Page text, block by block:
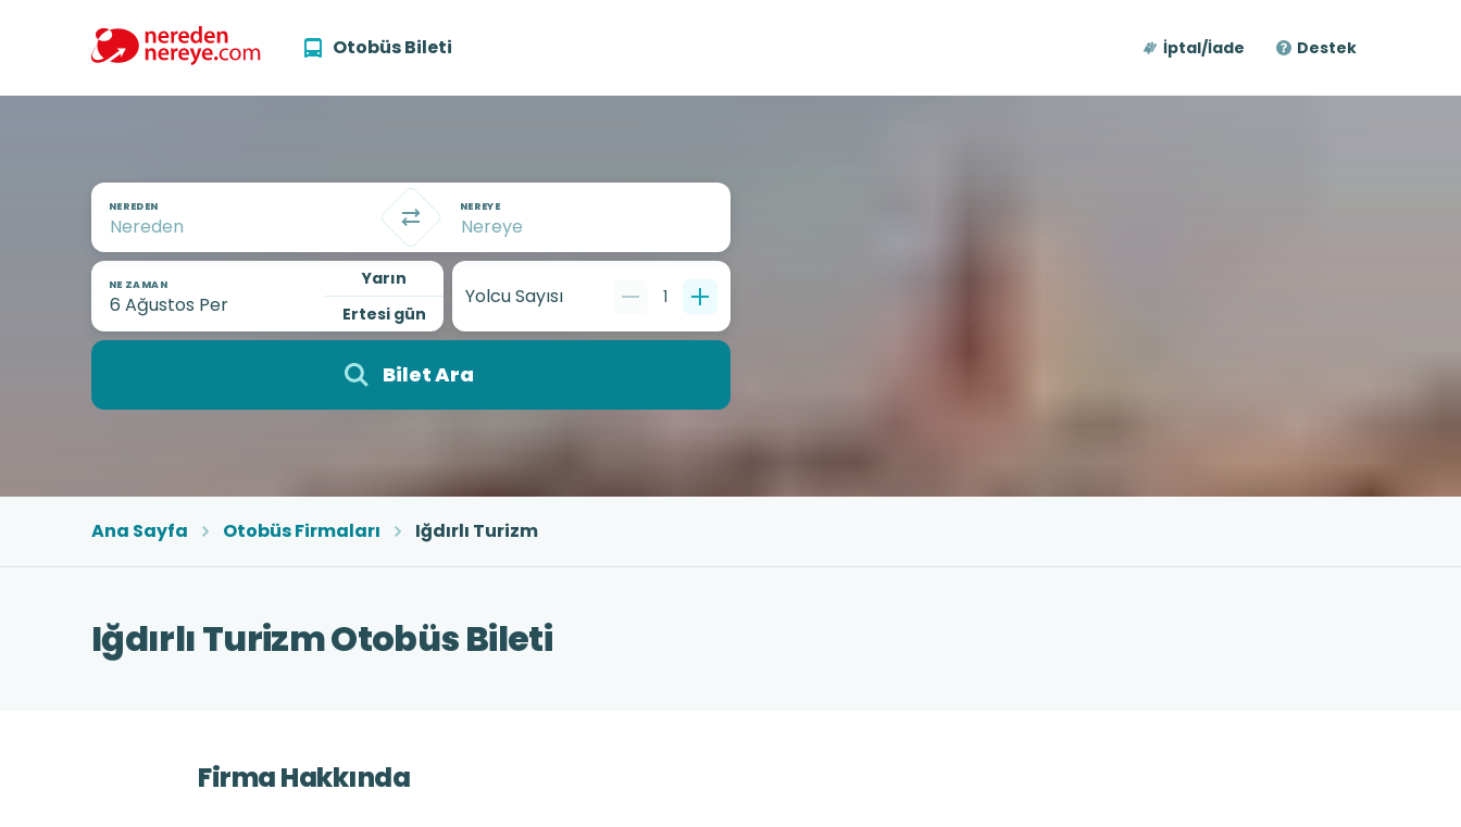
Otobüs Bileti İptal/İade Destek
NEREDEN NEREYE
NE ZAMAN
Yarın
Ertesi gün
Yolcu Sayısı 1
Bilet Ara
Ana Sayfa Otobüs Firmaları Iğdırlı Turizm
Iğdırlı Turizm Otobüs Bileti
Firma Hakkında